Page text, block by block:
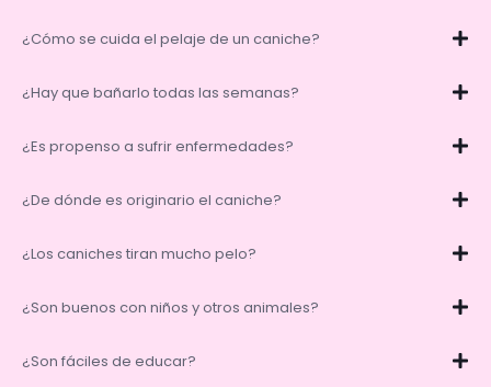
¿Cómo se cuida el pelaje de un caniche?
¿Hay que bañarlo todas las semanas?
¿Es propenso a sufrir enfermedades?
¿De dónde es originario el caniche?
¿Los caniches tiran mucho pelo?
¿Son buenos con niños y otros animales?
¿Son fáciles de educar?